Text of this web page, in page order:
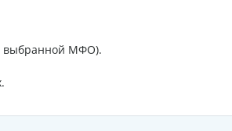
выбранной МФО).